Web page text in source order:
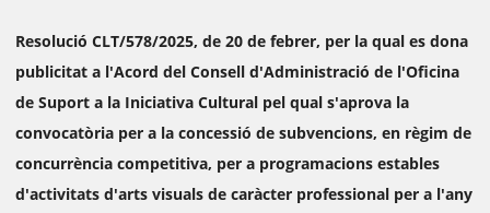
Resolució CLT/578/2025, de 20 de febrer, per la qual es dona
publicitat a l'Acord del Consell d'Administració de l'Oficina
de Suport a la Iniciativa Cultural pel qual s'aprova la
convocatòria per a la concessió de subvencions, en règim de
concurrència competitiva, per a programacions estables
d'activitats d'arts visuals de caràcter professional per a l'any